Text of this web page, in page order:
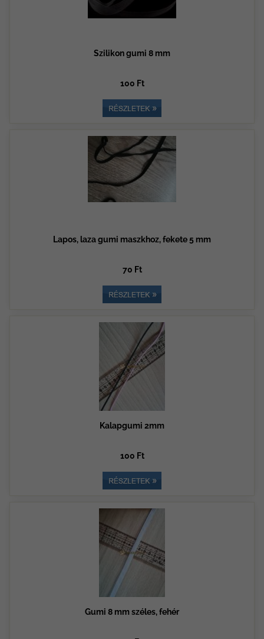
Szilikon gumi 8 mm
100 Ft
Lapos, laza gumi maszkhoz, fekete 5 mm
70 Ft
Kalapgumi 2mm
100 Ft
Gumi 8 mm széles, fehér